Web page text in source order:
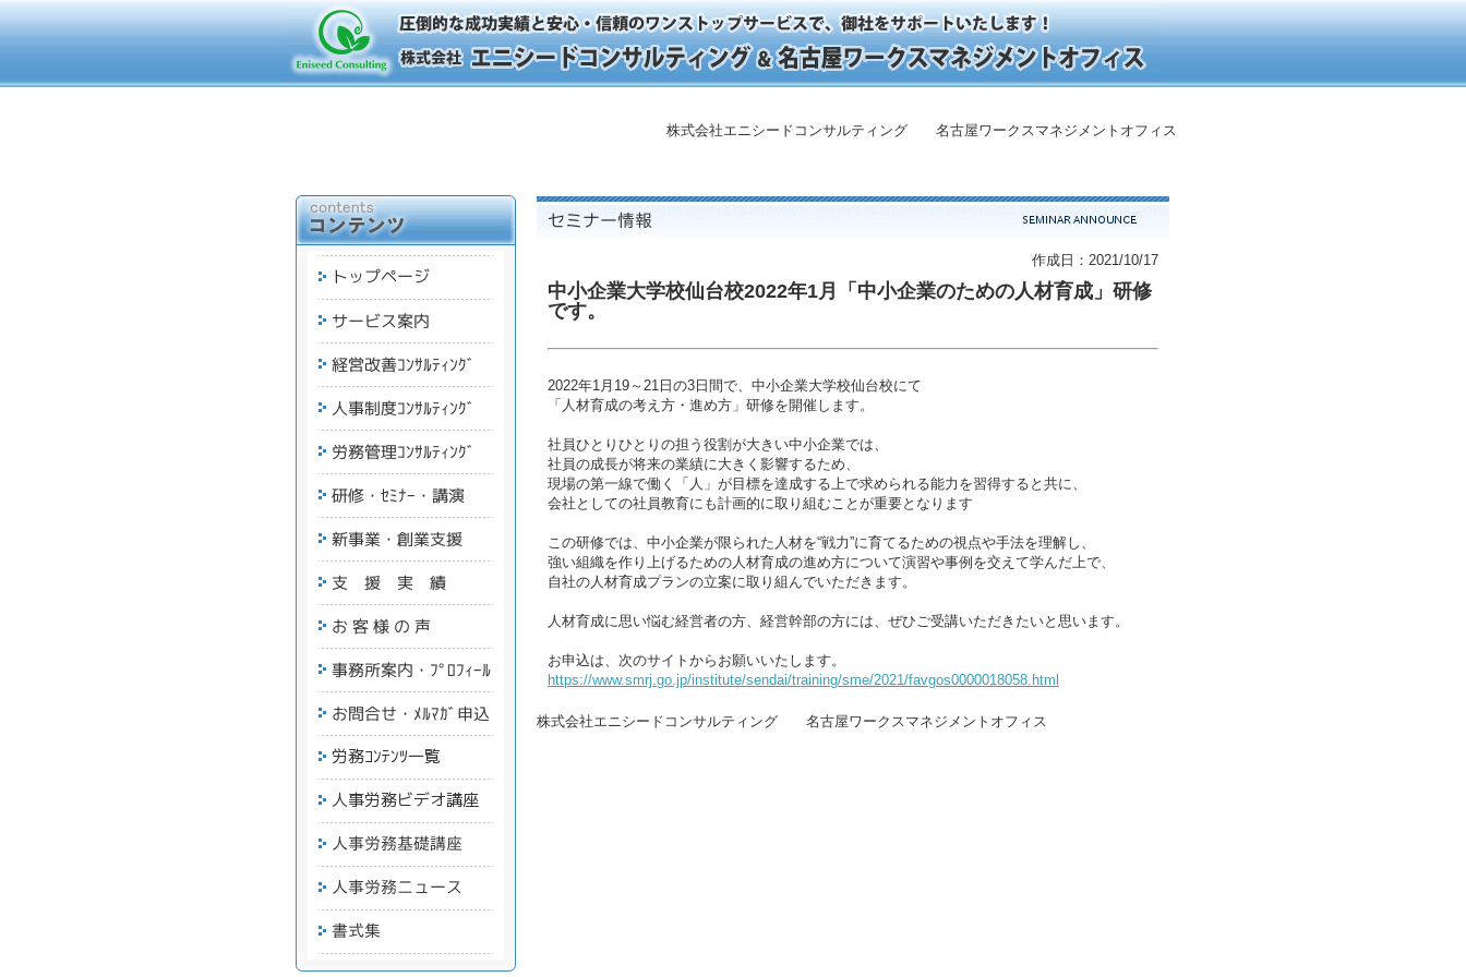
株式会社エニシードコンサルティング 名古屋ワークスマネジメントオフィス
作成日：2021/10/17
中小企業大学校仙台校2022年1月「中小企業のための人材育成」研修
です。
2022年1月19～21日の3日間で、中小企業大学校仙台校にて
「人材育成の考え方・進め方」研修を開催します。
社員ひとりひとりの担う役割が大きい中小企業では、
社員の成長が将来の業績に大きく影響するため、
現場の第一線で働く「人」が目標を達成する上で求められる能力を習得すると共に、
会社としての社員教育にも計画的に取り組むことが重要となります
この研修では、中小企業が限られた人材を“戦力”に育てるための視点や手法を理解し、
強い組織を作り上げるための人材育成の進め方について演習や事例を交えて学んだ上で、
自社の人材育成プランの立案に取り組んでいただきます。
人材育成に思い悩む経営者の方、経営幹部の方には、ぜひご受講いただきたいと思います。
お申込は、次のサイトからお願いいたします。
https://www.smrj.go.jp/institute/sendai/training/sme/2021/favgos0000018058.html
株式会社エニシードコンサルティング 名古屋ワークスマネジメントオフィス